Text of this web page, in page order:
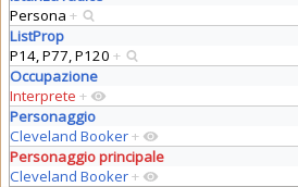
Persona +
ListProp
P14, P77, P120 +
Occupazione
Interprete +
Personaggio
Cleveland Booker+
Personaggio principale
Cleveland Booker+